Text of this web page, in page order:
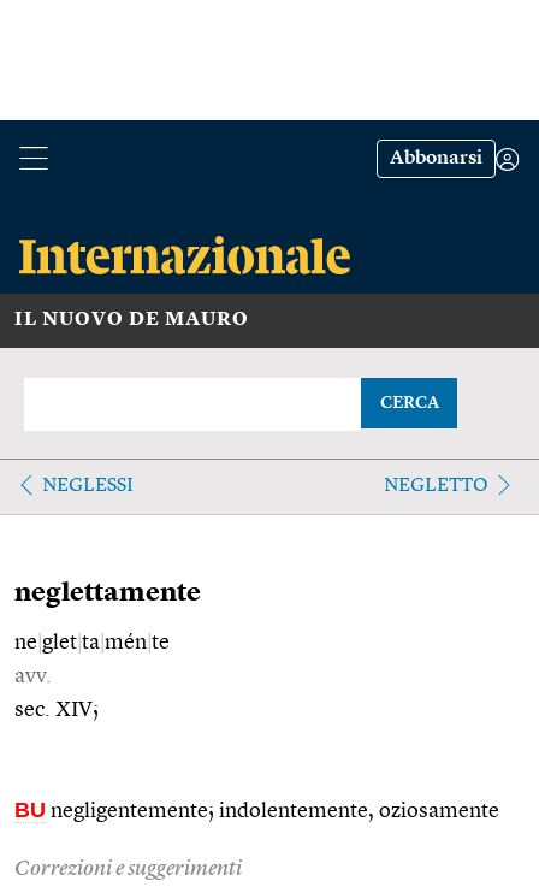
Abbonarsi
IL NUOVO DE MAURO
CERCA
NEGLESSI NEGLETTO
neglettamente
ne glet ta mén te
avv.
sec. XIV;
BU negligentemente; indolentemente, oziosamente
Correzioni e suggerimenti